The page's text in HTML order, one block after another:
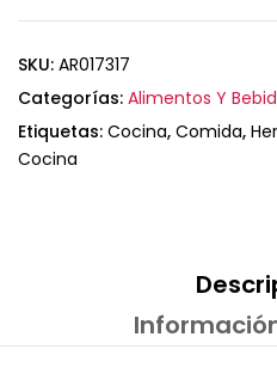
SKU: AR017317
Categorías: Alimentos Y
Etiquetas: Cocina, Comida,
Cocina